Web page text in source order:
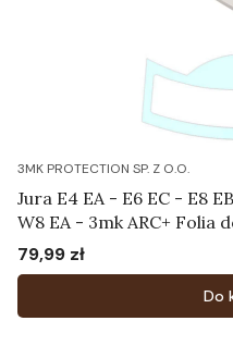
3MK PROTECTION SP. Z O.O.
Jura E4 EA - E6 EC - E8
W8 EA - 3mk ARC+ Folia
Cena
79,99 zł
Do